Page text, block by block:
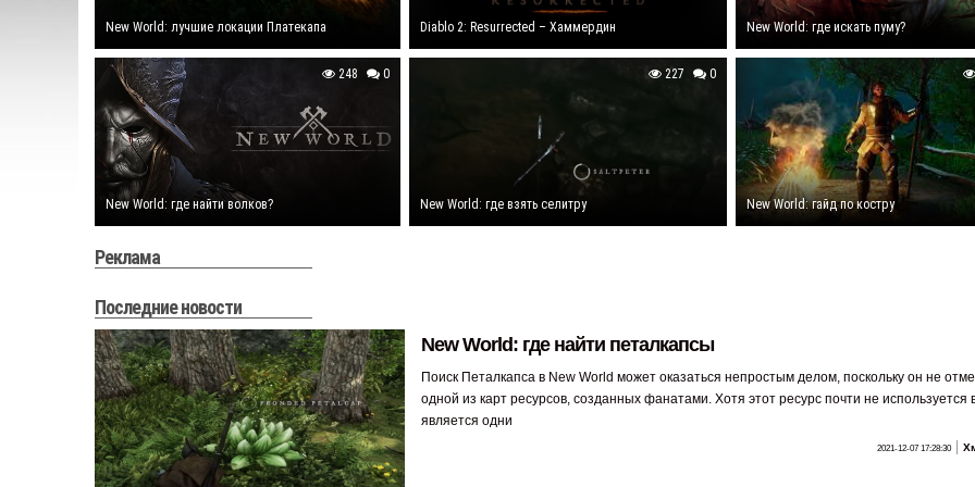
New World: лучшие локации Платекапа Diablo 2: Resurrected – Хаммердин New World: где искать пуму?
New World: где найти волков?
248 0
New World: где взять селитру
227 0
New World: гайд по костру
Реклама
Последние новости
New World: где найти петалкапсы
Поиск Петалкапса в New World может оказаться непростым делом, поскольку он не
одной из карт ресурсов, созданных фанатами. Хотя этот ресурс почти не используется
является одни
2021-12-07 17:28:30